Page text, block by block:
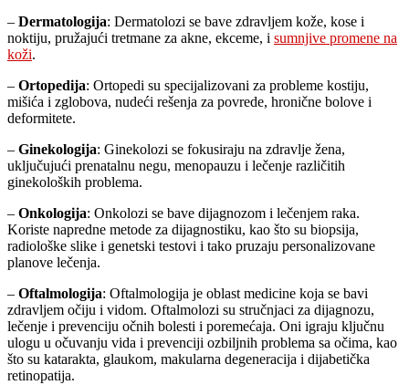
– Dermatologija: Dermatolozi se bave zdravljem kože, kose i
noktiju, pružajući tretmane za akne, ekceme, i sumnjive promene na
koži.
– Ortopedija: Ortopedi su specijalizovani za probleme kostiju,
mišića i zglobova, nudeći rešenja za povrede, hronične bolove i
deformitete.
– Ginekologija: Ginekolozi se fokusiraju na zdravlje žena,
uključujući prenatalnu negu, menopauzu i lečenje različitih
ginekoloških problema.
– Onkologija: Onkolozi se bave dijagnozom i lečenjem raka.
Koriste napredne metode za dijagnostiku, kao što su biopsija,
radiološke slike i genetski testovi i tako pruzaju personalizovane
planove lečenja.
– Oftalmologija: Oftalmologija je oblast medicine koja se bavi
zdravljem očiju i vidom. Oftalmolozi su stručnjaci za dijagnozu,
lečenje i prevenciju očnih bolesti i poremećaja. Oni igraju ključnu
ulogu u očuvanju vida i prevenciji ozbiljnih problema sa očima, kao
što su katarakta, glaukom, makularna degeneracija i dijabetička
retinopatija.